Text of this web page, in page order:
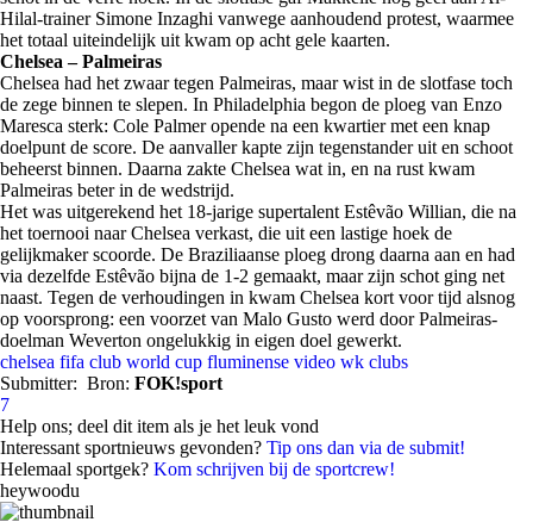
Hilal-trainer Simone Inzaghi vanwege aanhoudend protest, waarmee
het totaal uiteindelijk uit kwam op acht gele kaarten.
Chelsea – Palmeiras
Chelsea had het zwaar tegen Palmeiras, maar wist in de slotfase toch
de zege binnen te slepen. In Philadelphia begon de ploeg van Enzo
Maresca sterk: Cole Palmer opende na een kwartier met een knap
doelpunt de score. De aanvaller kapte zijn tegenstander uit en schoot
beheerst binnen. Daarna zakte Chelsea wat in, en na rust kwam
Palmeiras beter in de wedstrijd.
Het was uitgerekend het 18-jarige supertalent Estêvão Willian, die na
het toernooi naar Chelsea verkast, die uit een lastige hoek de
gelijkmaker scoorde. De Braziliaanse ploeg drong daarna aan en had
via dezelfde Estêvão bijna de 1-2 gemaakt, maar zijn schot ging net
naast. Tegen de verhoudingen in kwam Chelsea kort voor tijd alsnog
op voorsprong: een voorzet van Malo Gusto werd door Palmeiras-
doelman Weverton ongelukkig in eigen doel gewerkt.
chelsea fifa club world cup fluminense video wk clubs
Submitter: Bron: FOK!sport
7
Help ons; deel dit item als je het leuk vond
Interessant sportnieuws gevonden? Tip ons dan via de submit!
Helemaal sportgek? Kom schrijven bij de sportcrew!
heywoodu